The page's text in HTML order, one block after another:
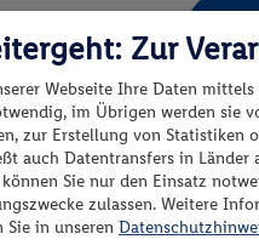
entdecken
Zur
Webseite Ihre Daten
im Übrigen werden sie
zur Erstellung von Statistiken
auch Datentransfers in Länder
Sie nur den Einsatz
zulassen. Weitere
in unseren